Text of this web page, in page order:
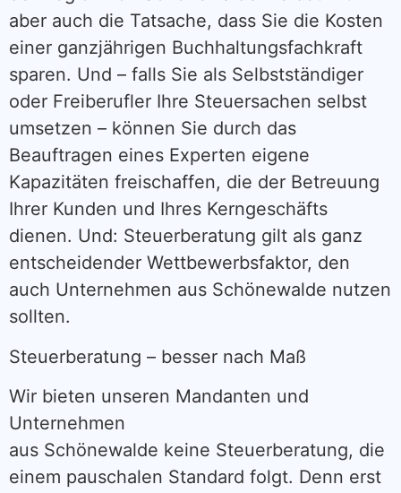
aber auch die Tatsache, dass Sie die Kosten
einer ganzjährigen Buchhaltungsfachkraft
sparen. Und – falls Sie als Selbstständiger
oder Freiberufler Ihre Steuersachen selbst
umsetzen – können Sie durch das
Beauftragen eines Experten eigene
Kapazitäten freischaffen, die der Betreuung
Ihrer Kunden und Ihres Kerngeschäfts
dienen. Und: Steuerberatung gilt als ganz
entscheidender Wettbewerbsfaktor, den
auch Unternehmen aus Schönewalde nutzen
sollten.
Steuerberatung – besser nach Maß
Wir bieten unseren Mandanten und
Unternehmen
aus Schönewalde keine Steuerberatung, die
einem pauschalen Standard folgt. Denn erst